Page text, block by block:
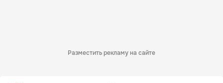
Разместить рекламу на сайте